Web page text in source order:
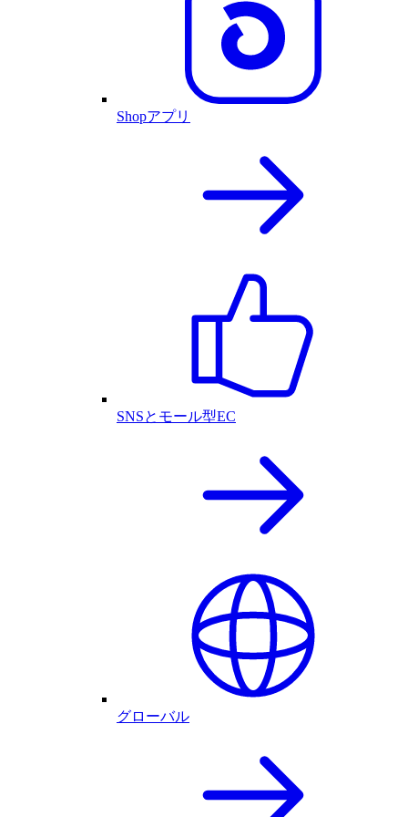
Shopアプリ
SNSとモール型EC
グローバル